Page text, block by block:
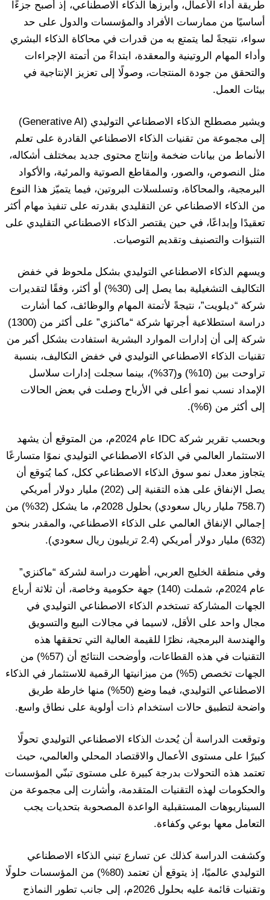
طريقة أداء الأعمال، وأبرزها الذكاء الاصطناعي، إذ أصبح جزءًا
أساسيًا من ممارسات الأفراد والمؤسسات والدول على حد
سواء، نتيجةً لما يتمتع به من قدرات في محاكاة الذكاء البشري
وأداء المهام الروتينية والمعقدة، ابتداءً من أتمتة الإجراءات
والتحقق من جودة المنتجات، وصولًا إلى تعزيز الإنتاجية في
بيئات العمل.
ويشير مصطلح الذكاء الاصطناعي التوليدي (Generative AI)
إلى مجموعة من تقنيات الذكاء الاصطناعي القادرة على تعلم
الأنماط من بيانات ضخمة وإنتاج محتوى جديد بمختلف أشكاله،
مثل النصوص، والصور، والمقاطع الصوتية والمرئية، والأكواد
البرمجية، والمحاكاة، وتسلسلات البروتين، فيما يتميّز هذا النوع
من الذكاء الاصطناعي عن التقليدي بقدرته على تنفيذ مهام أكثر
تعقيدًا وإبداعًا، في حين يقتصر الذكاء الاصطناعي التقليدي على
التنبؤات والتصنيف وتقديم التوصيات.
ويسهم الذكاء الاصطناعي التوليدي بشكل ملحوظ في خفض
التكاليف التشغيلية بما يصل إلى (30%) أو أكثر، وفقًا لتقديرات
شركة “ديلويت”، نتيجةً لأتمتة المهام والوظائف، كما أشارت
دراسة استطلاعية أجرتها شركة “ماكنزي” على أكثر من (1300)
شركة إلى أن إدارات الموارد البشرية استفادت بشكل أكبر من
تقنيات الذكاء الاصطناعي التوليدي في خفض التكاليف، بنسبة
تراوحت بين (10%) و(37%)، بينما سجلت إدارات سلاسل
الإمداد نسب نمو أعلى في الأرباح وصلت في بعض الحالات
إلى أكثر من (6%).
وبحسب تقرير شركة IDC عام 2024م، من المتوقع أن يشهد
الاستثمار العالمي في الذكاء الاصطناعي التوليدي نموًا متسارعًا
يتجاوز معدل نمو سوق الذكاء الاصطناعي ككل، كما يُتوقع أن
يصل الإنفاق على هذه التقنية إلى (202) مليار دولار أمريكي
(758.7 مليار ريال سعودي) بحلول 2028م، ما يشكل (32%) من
إجمالي الإنفاق العالمي على الذكاء الاصطناعي، والمقدر بنحو
(632) مليار دولار أمريكي (2.4 تريليون ريال سعودي).
وفي منطقة الخليج العربي، أظهرت دراسة لشركة “ماكنزي”
عام 2024م، شملت (140) جهة حكومية وخاصة، أن ثلاثة أرباع
الجهات المشاركة تستخدم الذكاء الاصطناعي التوليدي في
مجال واحد على الأقل، لاسيما في مجالات البيع والتسويق
والهندسة البرمجية، نظرًا للقيمة العالية التي تحققها هذه
التقنيات في هذه القطاعات، وأوضحت النتائج أن (57%) من
الجهات تخصص (5%) من ميزانيتها الرقمية للاستثمار في الذكاء
الاصطناعي التوليدي، فيما وضع (50%) منها خارطة طريق
واضحة لتطبيق حالات استخدام ذات أولوية على نطاق واسع.
وتوقعت الدراسة أن يُحدث الذكاء الاصطناعي التوليدي تحولًا
كبيرًا على مستوى الأعمال والاقتصاد المحلي والعالمي، حيث
تعتمد هذه التحولات بدرجة كبيرة على مستوى تبنّي المؤسسات
والحكومات لهذه التقنيات المتقدمة، وأشارت إلى مجموعة من
السيناريوهات المستقبلية الواعدة المصحوبة بتحديات يجب
التعامل معها بوعي وكفاءة.
وكشفت الدراسة كذلك عن تسارع تبني الذكاء الاصطناعي
التوليدي عالميًا، إذ يتوقع أن تعتمد (80%) من المؤسسات حلولًا
وتقنيات قائمة عليه بحلول 2026م، إلى جانب تطور النماذج